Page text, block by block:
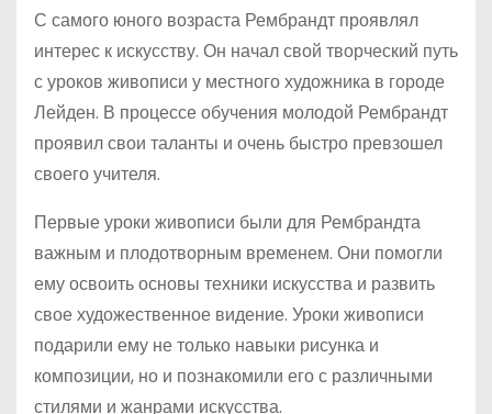
С самого юного возраста Рембрандт проявлял
интерес к искусству. Он начал свой творческий путь
с уроков живописи у местного художника в городе
Лейден. В процессе обучения молодой Рембрандт
проявил свои таланты и очень быстро превзошел
своего учителя.
Первые уроки живописи были для Рембрандта
важным и плодотворным временем. Они помогли
ему освоить основы техники искусства и развить
свое художественное видение. Уроки живописи
подарили ему не только навыки рисунка и
композиции, но и познакомили его с различными
стилями и жанрами искусства.